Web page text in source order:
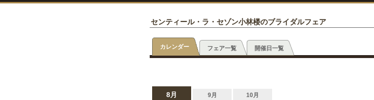
センティール・ラ・セゾン小林楼のブライダルフェア
カレンダー フェア一覧 開催日一覧
8月 9月 10月